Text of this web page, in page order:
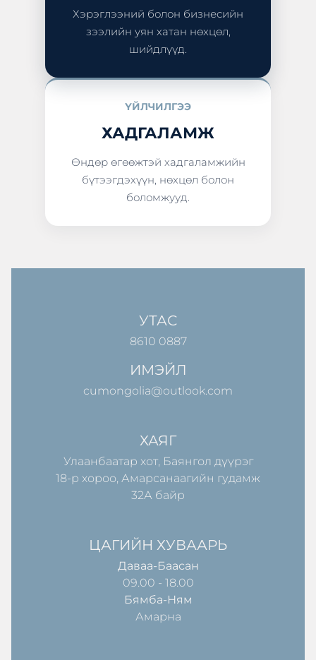
Хэрэглээний болон бизнесийн
зээлийн уян хатан нөхцөл,
шийдлүүд.
ҮЙЛЧИЛГЭЭ
ХАДГАЛАМЖ
Өндөр өгөөжтэй хадгаламжийн
бүтээгдэхүүн, нөхцөл болон
боломжууд.
УТАС
8610 0887
ИМЭЙЛ
cumongolia@outlook.com
ХАЯГ
Улаанбаатар хот, Баянгол дүүрэг
18-р хороо, Амарсанаагийн гудамж
32А байр
ЦАГИЙН ХУВААРЬ
Даваа-Баасан
09.00 - 18.00
Бямба-Ням
Амарна